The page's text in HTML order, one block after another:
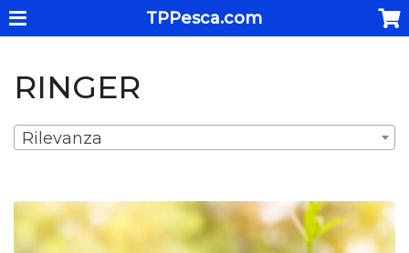
TPPesca.com
RINGER
Rilevanza